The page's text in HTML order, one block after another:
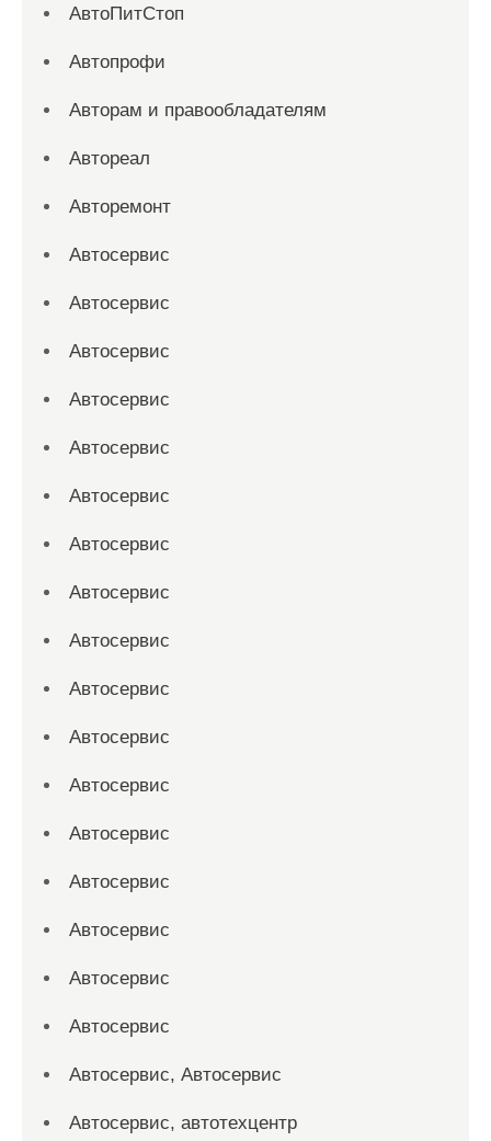
АвтоПитСтоп
Автопрофи
Авторам и правообладателям
Автореал
Авторемонт
Автосервис
Автосервис
Автосервис
Автосервис
Автосервис
Автосервис
Автосервис
Автосервис
Автосервис
Автосервис
Автосервис
Автосервис
Автосервис
Автосервис
Автосервис
Автосервис
Автосервис
Автосервис, Автосервис
Автосервис, автотехцентр